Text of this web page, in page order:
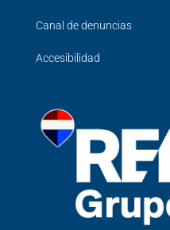
Canal de denuncias
Accesibilidad